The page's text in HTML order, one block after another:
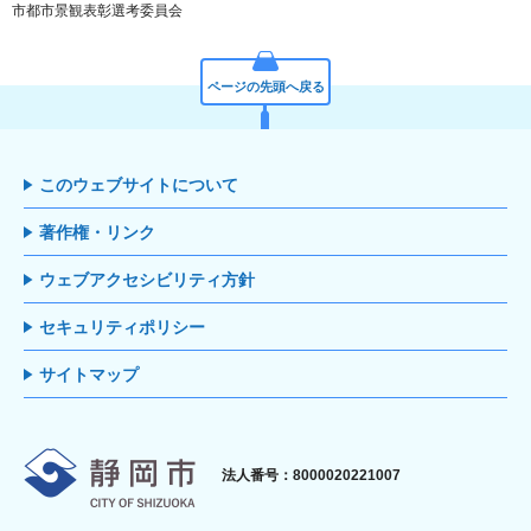
市都市景観表彰選考委員会
ページの先頭へ戻る
このウェブサイトについて
著作権・リンク
ウェブアクセシビリティ方針
セキュリティポリシー
サイトマップ
静岡市
法人番号：8000020221007